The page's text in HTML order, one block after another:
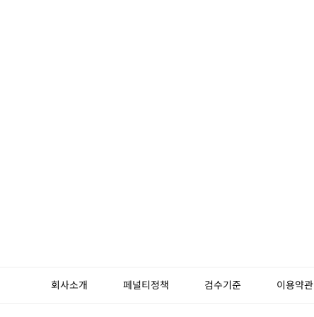
회사소개 페널티정책 검수기준 이용약관